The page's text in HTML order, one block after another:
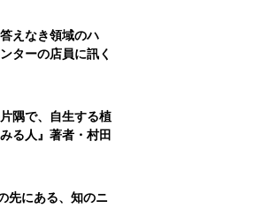
えなき領域のハ
ターの店員に訊く
隅で、自生する植
る人』著者・村田
先にある、知のニ